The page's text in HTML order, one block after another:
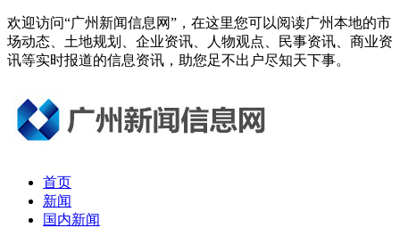
欢迎访问“广州新闻信息网”，在这里您可以阅读广州本地的市
场动态、土地规划、企业资讯、人物观点、民事资讯、商业资
讯等实时报道的信息资讯，助您足不出户尽知天下事。
首页
新闻
国内新闻